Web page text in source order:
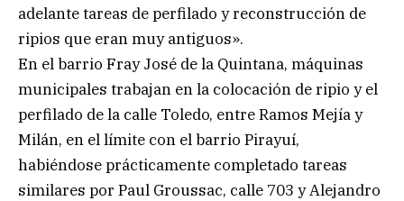
adelante tareas de perfilado y reconstrucción de
ripios que eran muy antiguos».
En el barrio Fray José de la Quintana, máquinas
municipales trabajan en la colocación de ripio y el
perfilado de la calle Toledo, entre Ramos Mejía y
Milán, en el límite con el barrio Pirayuí,
habiéndose prácticamente completado tareas
similares por Paul Groussac, calle 703 y Alejandro